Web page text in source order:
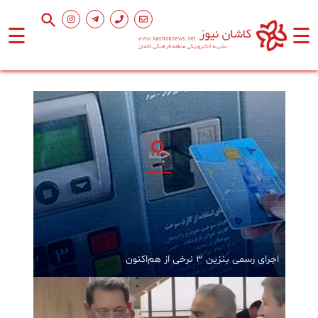
☰ ☰
اصلی
فرهنگ
ورزشی
زیست
اجرای رسمی بنزین ۳ نرخی از هم‌اکنون